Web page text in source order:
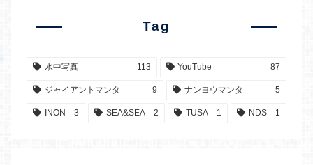
Tag
水中写真 113 YouTube 87
ジャイアントマンタ 9 ナンヨウマンタ 5
INON 3 SEA&SEA 2 TUSA 1 NDS 1